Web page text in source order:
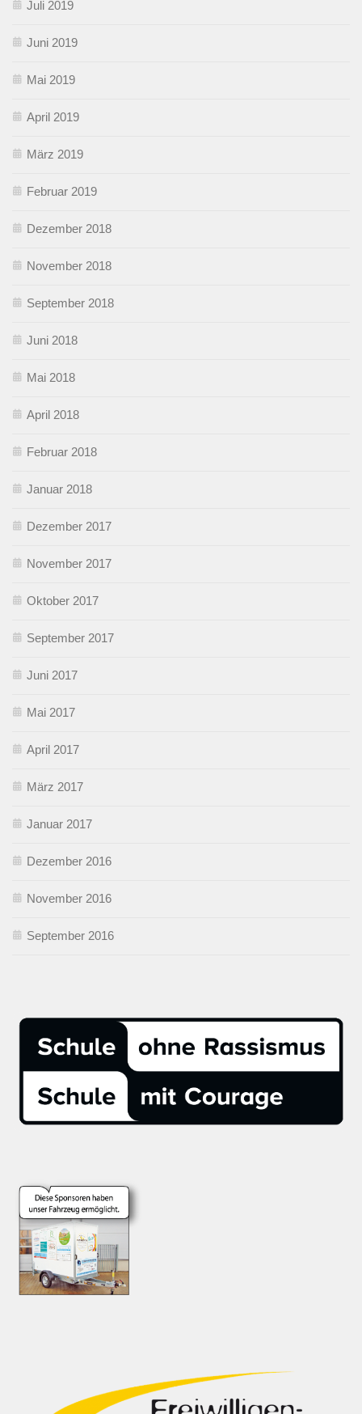
Juli 2019
Juni 2019
Mai 2019
April 2019
März 2019
Februar 2019
Dezember 2018
November 2018
September 2018
Juni 2018
Mai 2018
April 2018
Februar 2018
Januar 2018
Dezember 2017
November 2017
Oktober 2017
September 2017
Juni 2017
Mai 2017
April 2017
März 2017
Januar 2017
Dezember 2016
November 2016
September 2016